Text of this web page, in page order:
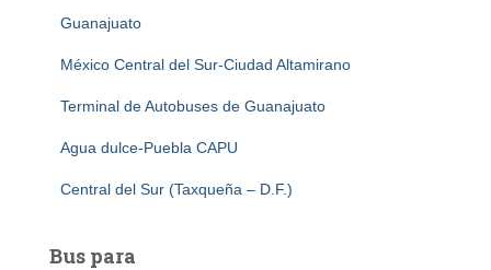
Guanajuato
México Central del Sur-Ciudad Altamirano
Terminal de Autobuses de Guanajuato
Agua dulce-Puebla CAPU
Central del Sur (Taxqueña – D.F.)
Bus para